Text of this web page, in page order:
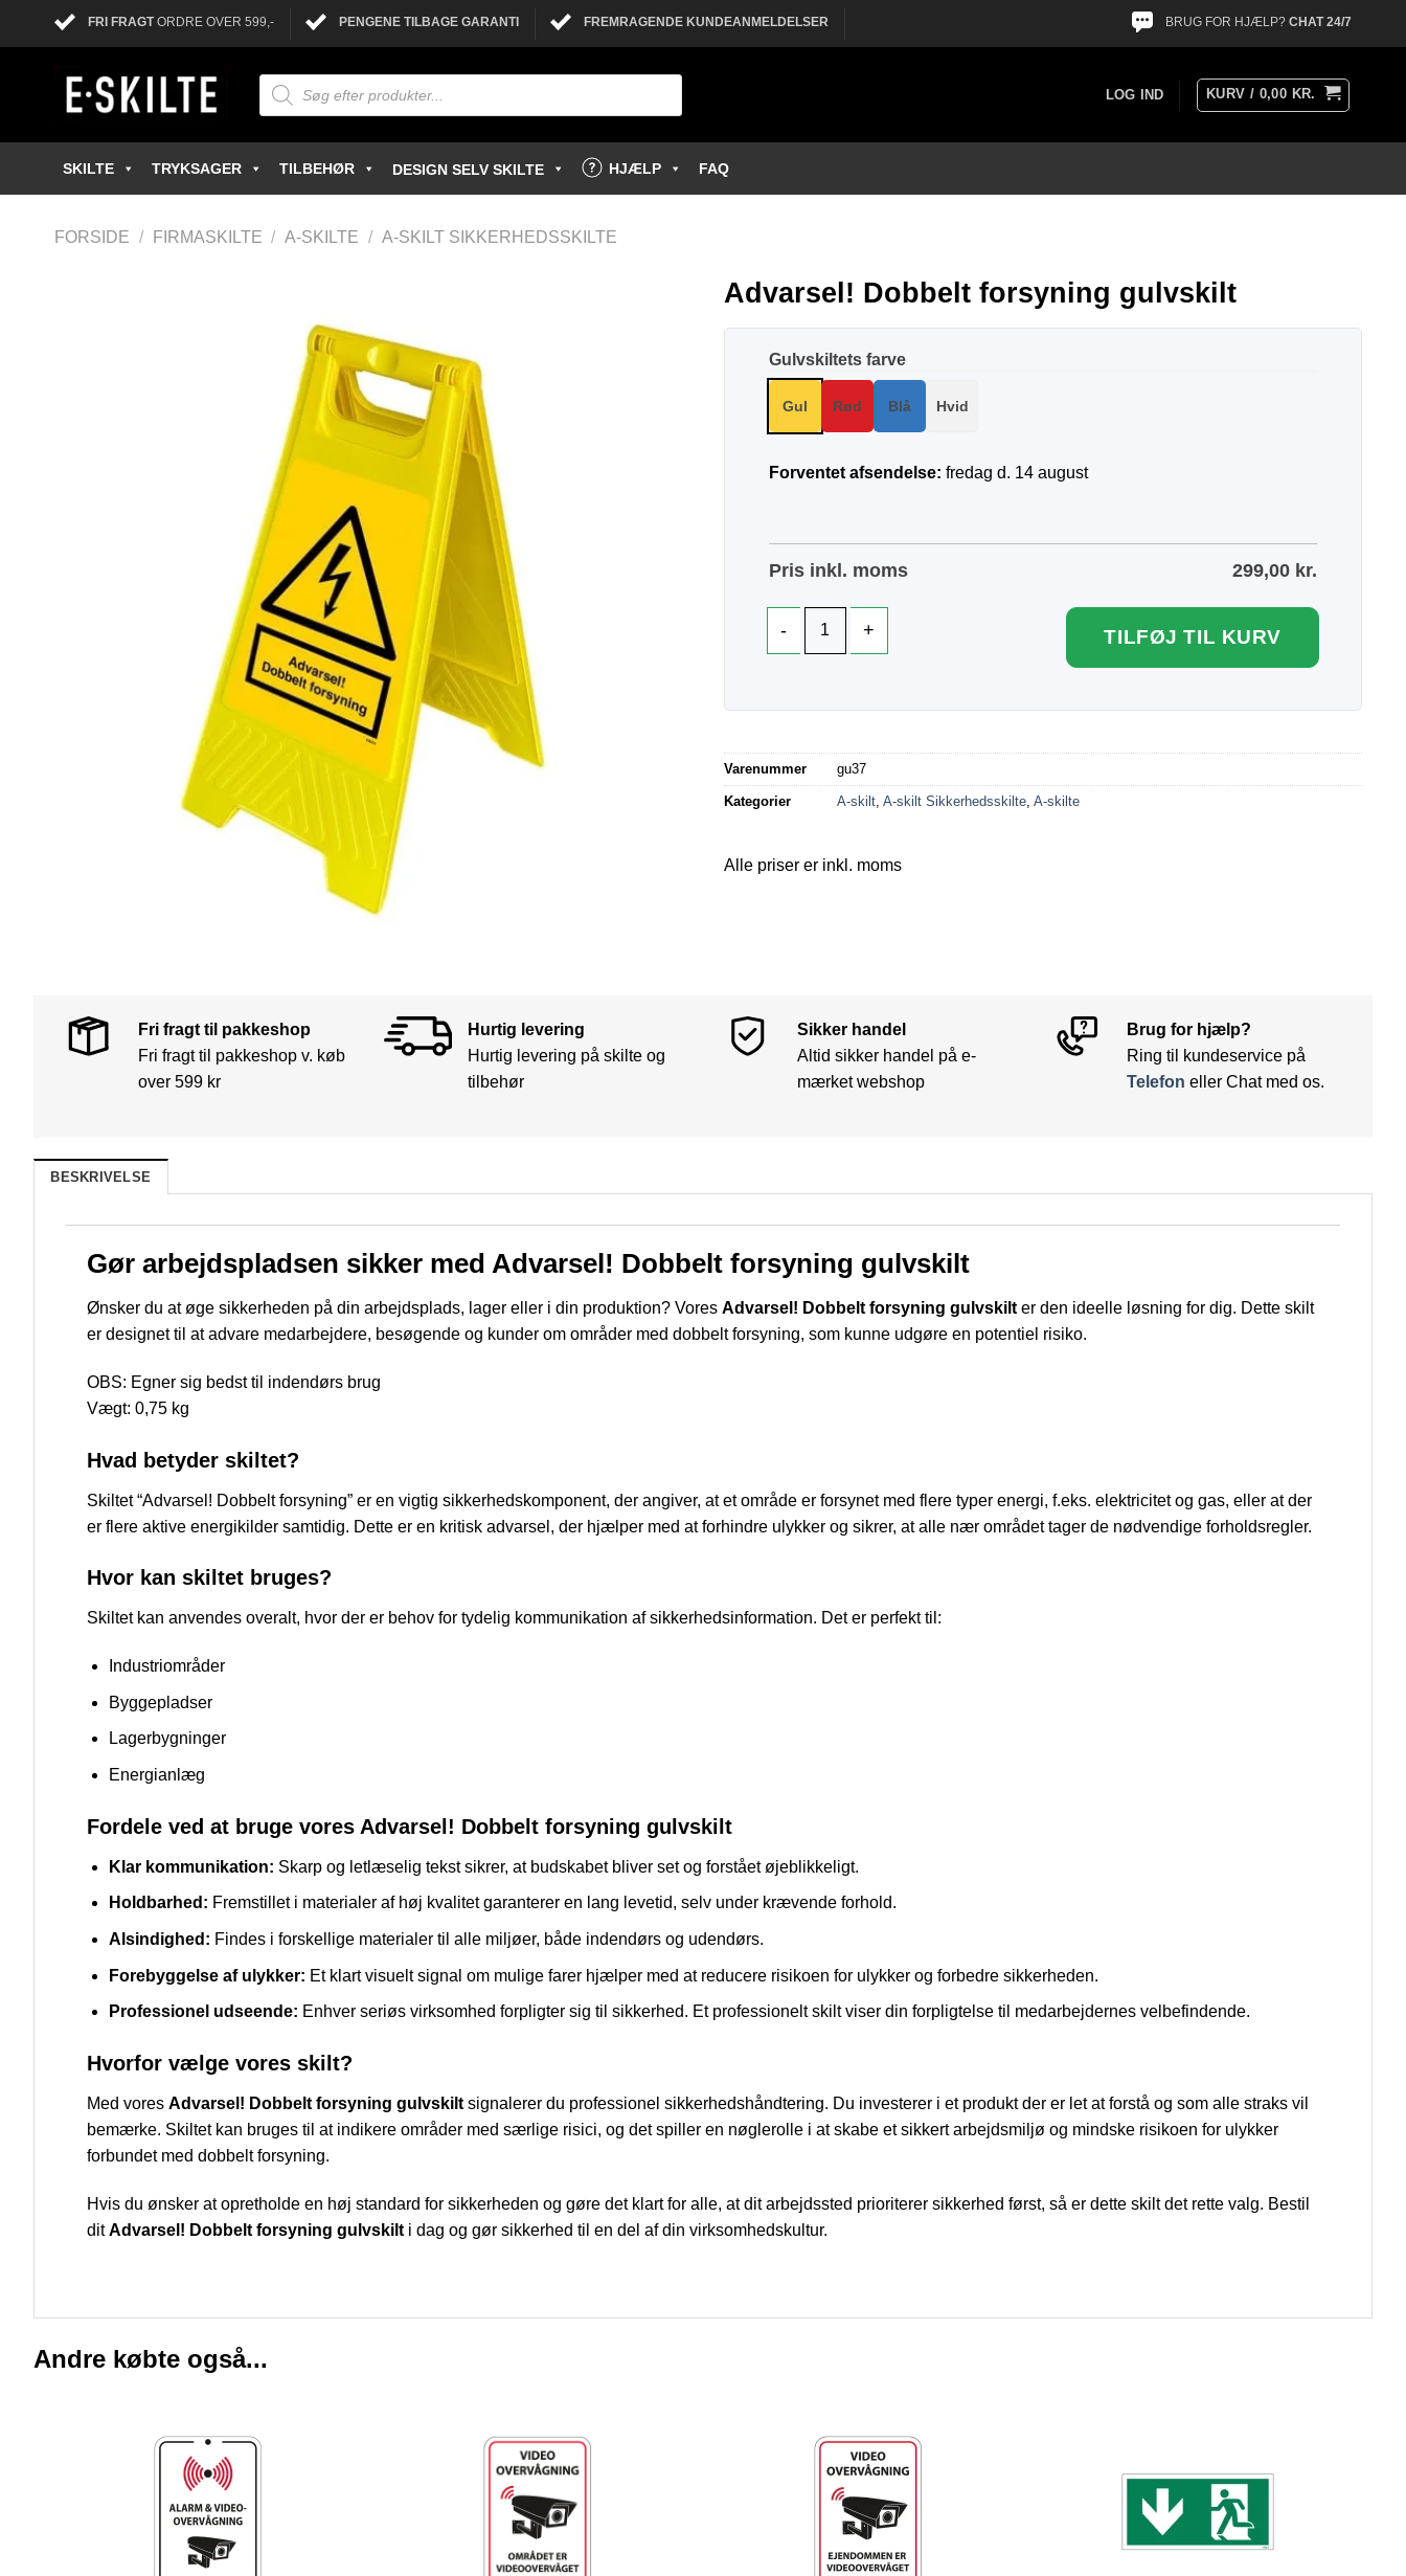
FRI FRAGTORDRE OVER 599,- PENGENE TILBAGE GARANTI FREMRAGENDE KUNDEANMELDELSER BRUG FOR HJÆLP? CHAT 24/7
LOG IND KURV / 0,00 KR.
SKILTE TRYKSAGER TILBEHØR DESIGN SELV SKILTE HJÆLP FAQ
FORSIDE / FIRMASKILTE / A-SKILTE / A-SKILT SIKKERHEDSSKILTE
Advarsel! Dobbelt forsyning gulvskilt
Gulvskiltets farve
Gul Rød Blå Hvid
Forventet afsendelse: fredag d. 14 august
Pris inkl. moms 299,00 kr.
TILFØJ TIL KURV
Varenummer gu37
Kategorier A-skilt, A-skilt Sikkerhedsskilte, A-skilte
Alle priser er inkl. moms
Fri fragt til pakkeshop
Fri fragt til pakkeshop v. køb
over 599 kr
Hurtig levering
Hurtig levering på skilte og
tilbehør
Sikker handel
Altid sikker handel på e-
mærket webshop
Brug for hjælp?
Ring til kundeservice på
Telefon eller Chat med os.
BESKRIVELSE
Gør arbejdspladsen sikker med Advarsel! Dobbelt forsyning gulvskilt
Ønsker du at øge sikkerheden på din arbejdsplads, lager eller i din produktion? Vores Advarsel! Dobbelt forsyning gulvskilt er den ideelle løsning for dig. Dette skilt
er designet til at advare medarbejdere, besøgende og kunder om områder med dobbelt forsyning, som kunne udgøre en potentiel risiko.
OBS: Egner sig bedst til indendørs brug
Vægt: 0,75 kg
Hvad betyder skiltet?
Skiltet “Advarsel! Dobbelt forsyning” er en vigtig sikkerhedskomponent, der angiver, at et område er forsynet med flere typer energi, f.eks. elektricitet og gas, eller at der
er flere aktive energikilder samtidig. Dette er en kritisk advarsel, der hjælper med at forhindre ulykker og sikrer, at alle nær området tager de nødvendige forholdsregler.
Hvor kan skiltet bruges?
Skiltet kan anvendes overalt, hvor der er behov for tydelig kommunikation af sikkerhedsinformation. Det er perfekt til:
Industriområder
Byggepladser
Lagerbygninger
Energianlæg
Fordele ved at bruge vores Advarsel! Dobbelt forsyning gulvskilt
Klar kommunikation: Skarp og letlæselig tekst sikrer, at budskabet bliver set og forstået øjeblikkeligt.
Holdbarhed: Fremstillet i materialer af høj kvalitet garanterer en lang levetid, selv under krævende forhold.
Alsindighed: Findes i forskellige materialer til alle miljøer, både indendørs og udendørs.
Forebyggelse af ulykker: Et klart visuelt signal om mulige farer hjælper med at reducere risikoen for ulykker og forbedre sikkerheden.
Professionel udseende: Enhver seriøs virksomhed forpligter sig til sikkerhed. Et professionelt skilt viser din forpligtelse til medarbejdernes velbefindende.
Hvorfor vælge vores skilt?
Med vores Advarsel! Dobbelt forsyning gulvskilt signalerer du professionel sikkerhedshåndtering. Du investerer i et produkt der er let at forstå og som alle straks vil
bemærke. Skiltet kan bruges til at indikere områder med særlige risici, og det spiller en nøglerolle i at skabe et sikkert arbejdsmiljø og mindske risikoen for ulykker
forbundet med dobbelt forsyning.
Hvis du ønsker at opretholde en høj standard for sikkerheden og gøre det klart for alle, at dit arbejdssted prioriterer sikkerhed først, så er dette skilt det rette valg. Bestil
ditAdvarsel! Dobbelt forsyning gulvskilt i dag og gør sikkerhed til en del af din virksomhedskultur.
Andre købte også...